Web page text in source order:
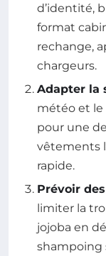
d’identité,
format
rechange,
chargeurs.
Adapter la
météo et le
pour une
vêtements
rapide.
Prévoir
limiter la
jojoba en
shampoing